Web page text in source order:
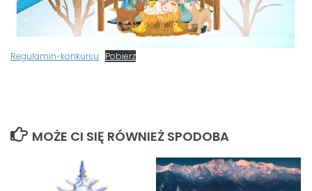
Regulamin-konkursu Pobierz
MOŻE CI SIĘ RÓWNIEŻ SPODOBA